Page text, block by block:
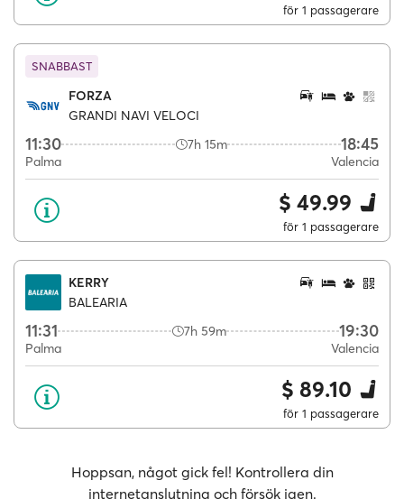
för 1 passagerare
SNABBAST
FORZA
GRANDI NAVI VELOCI
11:30 7h 15m 18:45
Palma Valencia
$ 49.99
för 1 passagerare
KERRY
BALEARIA
11:31 7h 59m 19:30
Palma Valencia
$ 89.10
för 1 passagerare
Hoppsan, något gick fel! Kontrollera din
internetanslutning och försök igen.